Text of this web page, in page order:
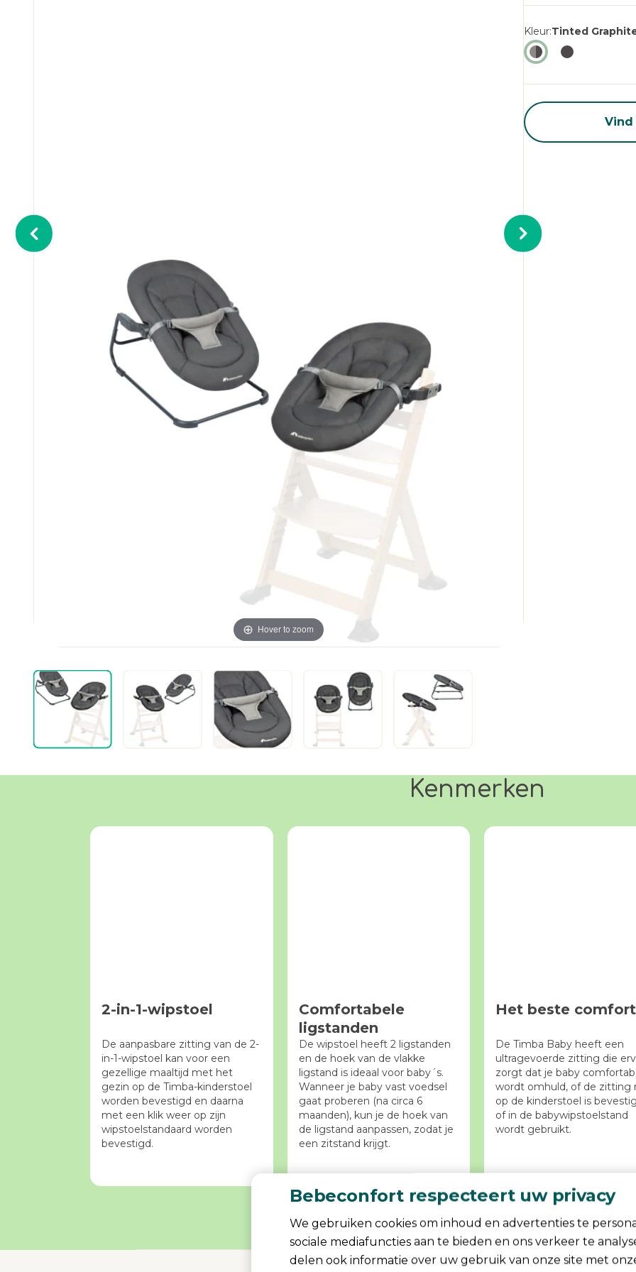
Hover to zoom
Kleur Tinted
Vind
Kenmerken
2-in-1-wipstoel
De aanpasbare zitting van de 2-
in-1-wipstoel kan voor een
gezellige maaltijd met het
gezin op de Timba-kinderstoel
worden bevestigd en daarna
met een klik weer op zijn
wipstoelstandaard worden
bevestigd.
Comfortabele
ligstanden
De wipstoel heeft 2 ligstanden
en de hoek van de vlakke
ligstand is ideaal voor baby´s.
Wanneer je baby vast voedsel
gaat proberen (na circa 6
maanden), kun je de hoek van
de ligstand aanpassen, zodat je
een zitstand krijgt.
Het beste comfort
De Timba Baby heeft een
ultragevoerde zitting die
zorgt dat je baby
wordt omhuld, of de zitting
op de kinderstoel is
of in de babywipstoelstand
wordt gebruikt.
Bebeconfort respecteert uw privacy
We gebruiken cookies om inhoud en advertenties te
sociale mediafuncties aan te bieden en ons verkeer te
delen ook informatie over uw gebruik van onze site met